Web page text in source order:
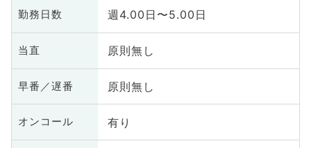
勤務日数 週4.00日〜5.00日
当直 原則無し
早番／遅番 原則無し
オンコール 有り